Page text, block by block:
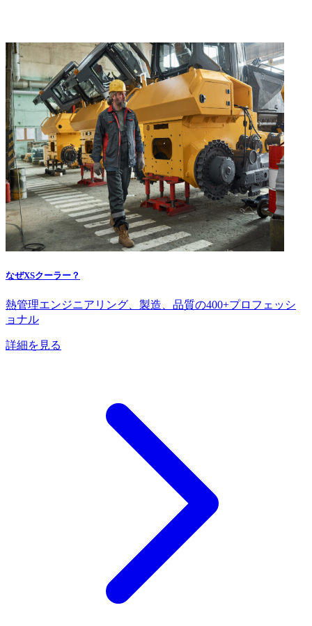
なぜXSクーラー？
熱管理エンジニアリング、製造、品質の400+プロフェッシ
ョナル
詳細を見る